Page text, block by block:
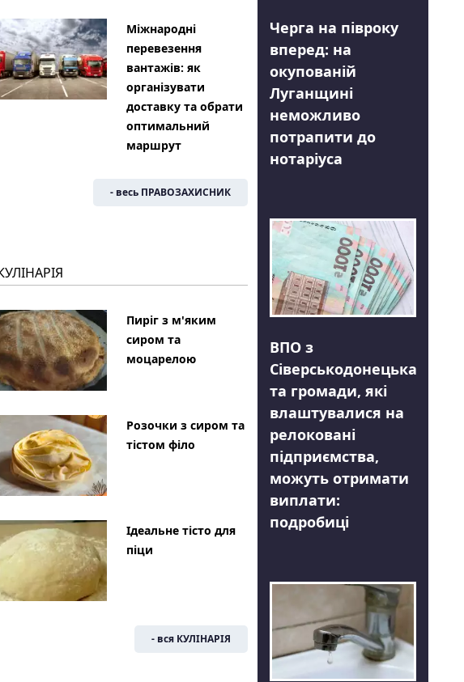
Міжнародні
перевезення
вантажів: як
організувати
доставку та обрати
оптимальний
маршрут
- весь ПРАВОЗАХИСНИК
Пиріг з м'яким
сиром та
моцарелою
Розочки з сиром та
тістом філо
Ідеальне тісто для
піци
- вся КУЛІНАРІЯ
Черга на півроку
вперед: на
окупованій
Луганщині
неможливо
потрапити до
нотаріуса
ВПО з
Сіверськодонецька
та громади, які
влаштувалися на
релоковані
підприємства,
можуть отримати
виплати:
подробиці